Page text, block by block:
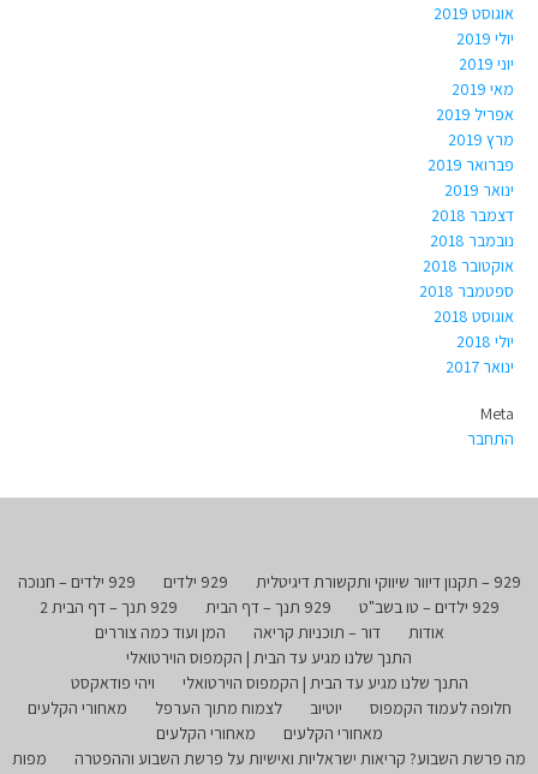
אוגוסט 2019
יולי 2019
יוני 2019
מאי 2019
אפריל 2019
מרץ 2019
פברואר 2019
ינואר 2019
דצמבר 2018
נובמבר 2018
אוקטובר 2018
ספטמבר 2018
אוגוסט 2018
יולי 2018
ינואר 2017
Meta
התחבר
929 – תקנון דיוור שיווקי ותקשורת דיגיטלית 929 ילדים
929 ילדים – חנוכה
929 ילדים – טו בשב"ט
929 תנך – דף הבית
929 תנך – דף הבית 2
אודות
דור – תוכניות קריאה
המן ועוד כמה צוררים
התנך שלנו מגיע עד הבית | הקמפוס הוירטואלי
התנך שלנו מגיע עד הבית | הקמפוס הוירטואלי
ויהי פודאקסט
חלופה לעמוד הקמפוס
יוטיוב לצמוח מתוך הערפל
מאחורי הקלעים
מאחורי הקלעים
מאחורי הקלעים
מה פרשת השבוע? קריאות ישראליות ואישיות על פרשת השבוע וההפטרה
מפות